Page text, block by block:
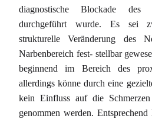
diagnostische Blockade
durchgeführt wurde. Es sei
strukturelle Veränderung des
Narbenbereich fest- stellbar
beginnend im Bereich des
allerdings könne durch eine
kein Einfluss auf die Schmerzen
genommen werden.